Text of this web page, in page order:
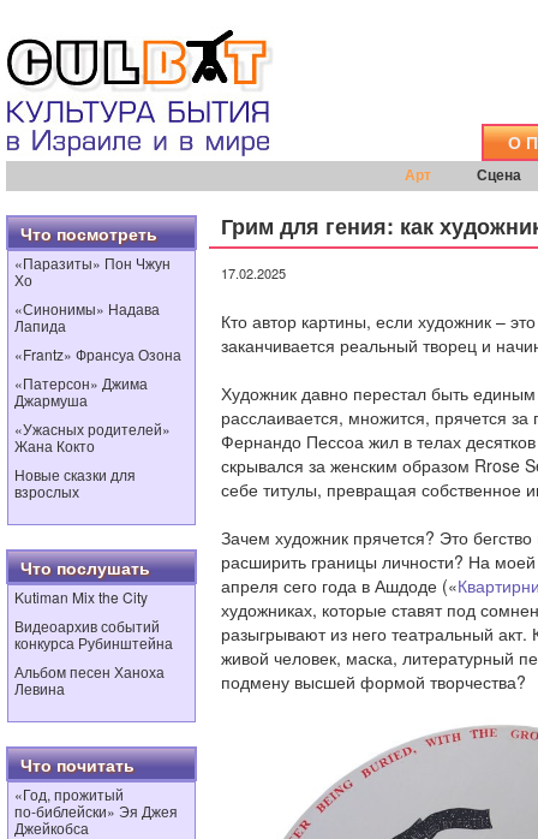
О
Арт Сцена
Что посмотреть
«Паразиты» Пон Чжун
Хо
«Синонимы» Надава
Лапида
«Frantz» Франсуа Озона
«Патерсон» Джима
Джармуша
«Ужасных родителей»
Жана Кокто
Новые сказки для
взрослых
Что послушать
Kutiman Mix the City
Видеоархив событий
конкурса Рубинштейна
Альбом песен Ханоха
Левина
Что почитать
«Год, прожитый
по‑библейски» Эя Джея
Джейкобса
Грим для гения: как
17.02.2025
Кто автор картины, если художник –
заканчивается реальный творец и
Художник давно перестал быть
расслаивается, множится, прячется
Фернандо Пессоа жил в телах
скрывался за женским образом Rrose
себе титулы, превращая собственное
Зачем художник прячется? Это
расширить границы личности? На
апреля сего года в Ашдоде («
художниках, которые ставят под
разыгрывают из него театральный акт.
живой человек, маска, литературный
подмену высшей формой творчества?